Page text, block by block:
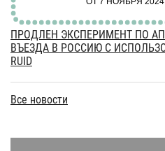
ПРОДЛЕН ЭКСПЕРИМЕНТ ПО
ВЪЕЗДА В РОССИЮ С
RUID
Все новости